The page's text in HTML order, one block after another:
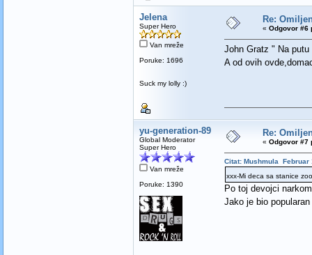
Jelena
Super Hero
Van mreže
Poruke: 1696
Suck my lolly :)
Re:
« Odgovor #6
John Gratz " Na
A od ovih
yu-generation-89
Global Moderator
Super Hero
Van mreže
Poruke: 1390
Re:
« Odgovor #7
Citat: Mushmula Februar
xxx-Mi deca sa stanice
Po toj devojci
Jako je bio